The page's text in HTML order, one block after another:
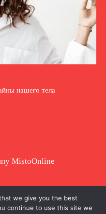
нашего тела
MistoOnline
материала
с гиперссылкой.
we give you the best
continue to use this site we